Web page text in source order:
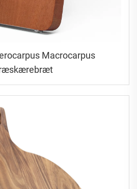
Macrocarpus